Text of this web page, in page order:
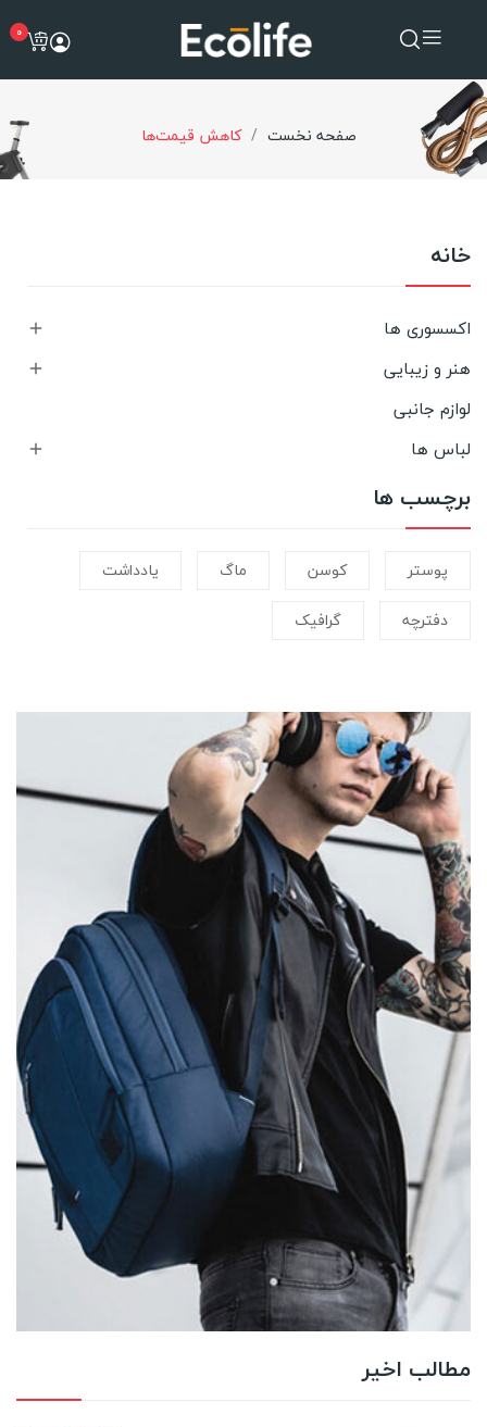
0
صفحه نخست کاهش قیمت‌ها
خانه
اکسسوری ها 
هنر و زیبایی 
لوازم جانبی
لباس ها

برچسب ها
پوستر کوسن ماگ
یادداشت
دفترچه
گرافیک
مطالب اخیر